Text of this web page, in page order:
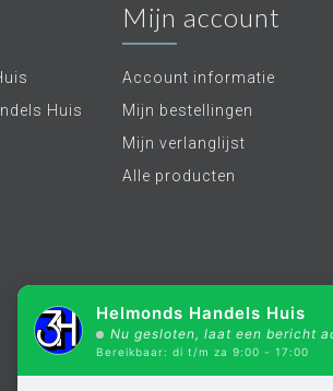
Huis
Mijn account
Account informatie
Mijn bestellingen
Mijn verlanglijst
Alle producten
Helmonds Handels Huis
Nu gesloten, laat een bericht
Bereikbaar: di t/m za 9:00 - 17:00